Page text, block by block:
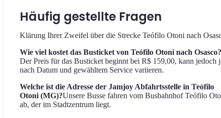
Häufig gestellte Fragen
Klärung Ihrer Zweifel über die Strecke Teófilo Otoni nach
Wie viel kostet das Busticket von Teófilo Otoni nach Osasco?
Der Preis für das Busticket beginnt bei R$ 159,00, kann jedoch
nach Datum und gewähltem Service variieren.
Welche ist die Adresse der Jamjoy Abfahrtsstelle in Teófilo
Otoni (MG)?Unsere Busse fahren vom Busbahnhof Teófilo
ab, der im Stadtzentrum liegt.